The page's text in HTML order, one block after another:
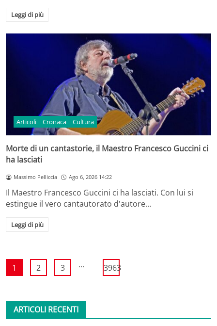
Leggi di più
Articoli Cronaca Cultura
Morte di un cantastorie, il Maestro Francesco Guccini ci
ha lasciati
Massimo Pelliccia Ago 6, 2026 14:22
Il Maestro Francesco Guccini ci ha lasciati. Con lui si
estingue il vero cantautorato d'autore…
Leggi di più
1 2 3 ... 3963
ARTICOLI RECENTI